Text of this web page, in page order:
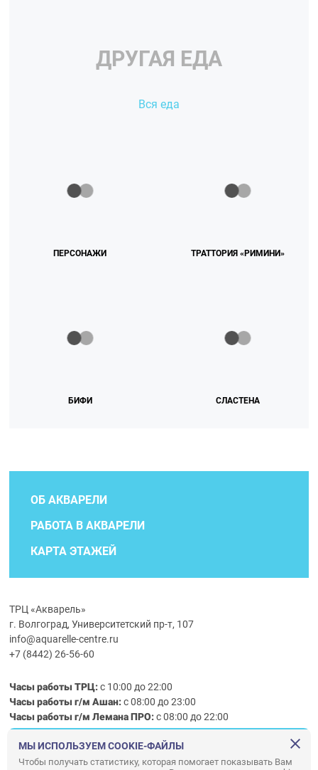
ДРУГАЯ ЕДА
Вся еда
ПЕРСОНАЖИ ТРАТТОРИЯ «РИМИНИ»
БИФИ СЛАСТЕНА
ОБ АКВАРЕЛИ
РАБОТА В АКВАРЕЛИ
КАРТА ЭТАЖЕЙ
ТРЦ «Акварель»
г. Волгоград, Университетский пр-т, 107
info@aquarelle-centre.ru
+7 (8442) 26-56-60
Часы работы ТРЦ:с 10:00 до 22:00
Часы работы г/м Ашан:с 08:00 до 23:00
Часы работыг/мЛемана ПРО:с 08:00 до 22:00
Правила посещения ТРЦ «Акварель»
МЫ ИСПОЛЬЗУЕМ COOKIE-ФАЙЛЫ
Чтобы получать статистику, которая помогает показывать Вам